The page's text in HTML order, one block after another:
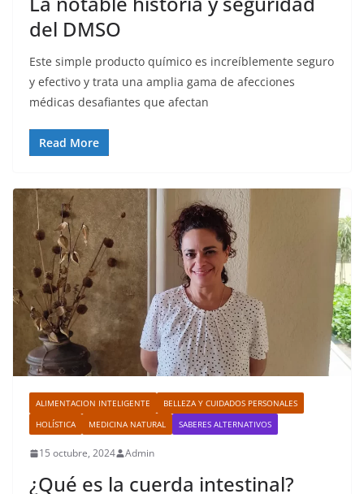
del DMSO
Este simple producto químico es increíblemente seguro
y efectivo y trata una amplia gama de afecciones
médicas desafiantes que afectan
Read More
ALIMENTACION INTELIGENTE
BELLEZA Y CUIDADOS PERSONALES
HOLÍSTICA
MEDICINA NATURAL SABERES ALTERNATIVOS
15 octubre, 2024 Admin
¿Qué es la cuerda intestinal?